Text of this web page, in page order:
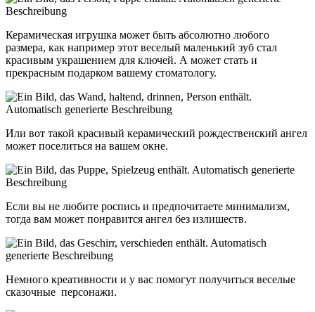
Керамическая игрушка может быть абсолютно любого
размера, как например этот веселый маленький зуб стал
красивым украшением для ключей. А может стать и
прекрасным подарком вашему стоматологу.
Или вот такой красивый керамический рождественский ангел
может поселиться на вашем окне.
Если вы не любите роспись и предпочитаете минимализм,
тогда вам может понравится ангел без излишеств.
Немного креативности и у вас помогут получиться веселые
сказочные персонажи.